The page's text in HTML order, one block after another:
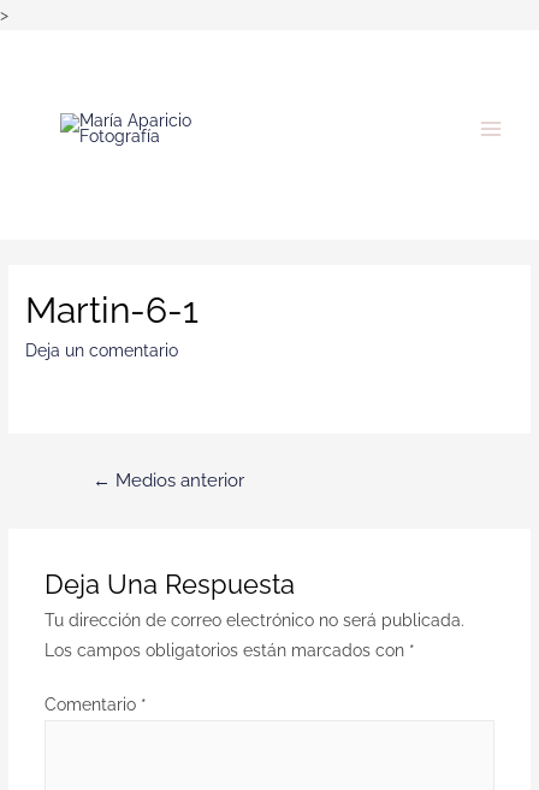
>
Martin-6-1
Deja un comentario
← Medios anterior
Deja Una Respuesta
Tu dirección de correo electrónico no será publicada.
Los campos obligatorios están marcados con *
Comentario *